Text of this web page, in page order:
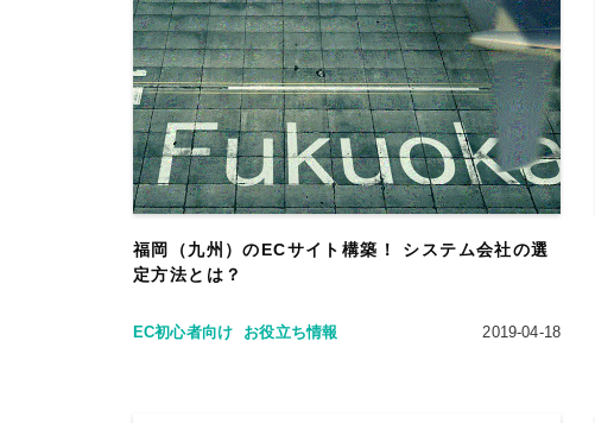
福岡（九州）のECサイト構築！ システム会社の選
定方法とは？
EC初心者向け お役立ち情報 2019-04-18